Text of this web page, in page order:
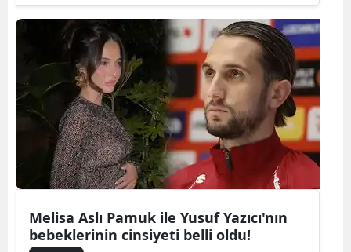
Kilis
Osmaniye
Düzce
Melisa Aslı Pamuk ile Yusuf Yazıcı'nın
bebeklerinin cinsiyeti belli oldu!